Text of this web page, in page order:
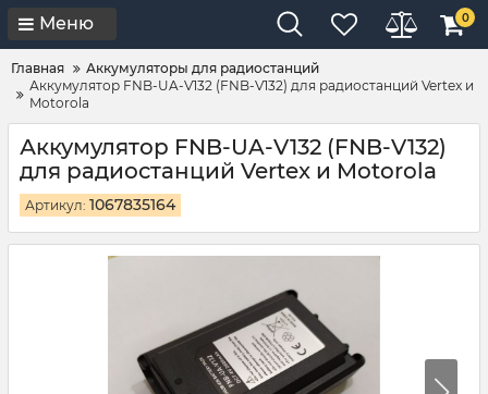
Меню 0
Главная
Аккумуляторы для радиостанций
Аккумулятор FNB-UA-V132 (FNB-V132) для радиостанций Vertex и
Motorola
Аккумулятор FNB-UA-V132 (FNB-V132)
для радиостанций Vertex и Motorola
Артикул: 1067835164